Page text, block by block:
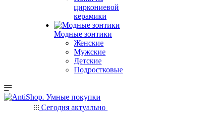
циркониевой
керамики
Модные зонтики
Женские
Мужские
Детские
Подростковые
Сегодня актуально